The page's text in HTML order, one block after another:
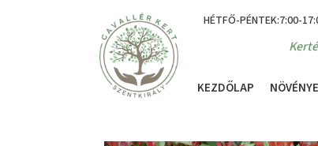
HÉTFŐ-PÉNTEK:7:00-
KEZDŐLAP